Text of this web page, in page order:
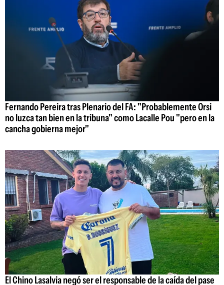
Fernando Pereira tras Plenario del FA: "Probablemente Orsi
no luzca tan bien en la tribuna" como Lacalle Pou "pero en la
cancha gobierna mejor"
El Chino Lasalvia negó ser el responsable de la caída del pase